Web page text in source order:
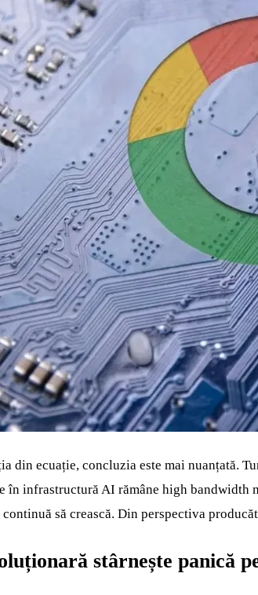
din ecuație, concluzia este mai nuanțată.
infrastructură AI rămâne high bandwidth
să crească. Din perspectiva
stârnește panică